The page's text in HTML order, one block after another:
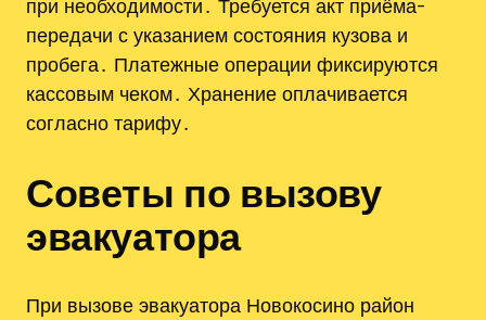
при необходимости․ Требуется акт приёма-
передачи с указанием состояния кузова и
пробега․ Платежные операции фиксируются
кассовым чеком․ Хранение оплачивается
согласно тарифу․
Советы по вызову
эвакуатора
При вызове эвакуатора Новокосино район